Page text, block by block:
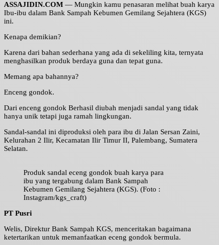
ASSAJIDIN.COM — Mungkin kamu penasaran melihat buah karya
Ibu-ibu dalam Bank Sampah Kebumen Gemilang Sejahtera (KGS)
ini.
Kenapa demikian?
Karena dari bahan sederhana yang ada di sekeliling kita, ternyata
menghasilkan produk berdaya guna dan tepat guna.
Memang apa bahannya?
Enceng gondok.
Dari enceng gondok Berhasil diubah menjadi sandal yang tidak
hanya unik tetapi juga ramah lingkungan.
Sandal-sandal ini diproduksi oleh para ibu di Jalan Sersan Zaini,
Kelurahan 2 Ilir, Kecamatan Ilir Timur II, Palembang, Sumatera
Selatan.
Produk sandal eceng gondok buah karya para
ibu yang tergabung dalam Bank Sampah
Kebumen Gemilang Sejahtera (KGS). (Foto :
Instagram/kgs_craft)
PT Pusri
Welis, Direktur Bank Sampah KGS, menceritakan bagaimana
ketertarikan untuk memanfaatkan eceng gondok bermula.